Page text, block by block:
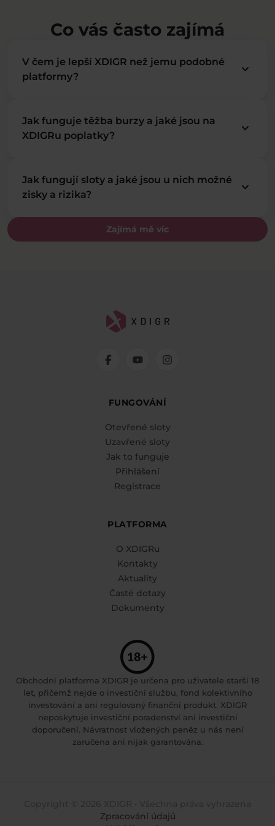
Co vás často zajímá
Zajímá mě víc
V čem je lepší XDIGR než jemu podobné
platformy?
keyboard_arrow_down
Jak funguje těžba burzy a jaké jsou na
XDIGRu poplatky?
keyboard_arrow_down
Jak fungují sloty a jaké jsou u nich možné
zisky a rizika?
keyboard_arrow_down
FUNGOVÁNÍ
Otevřené sloty
Uzavřené sloty
Jak to funguje
Přihlášení
Registrace
PLATFORMA
O XDIGRu
Kontakty
Aktuality
Časté dotazy
Dokumenty
Obchodní platforma XDIGR je určena pro uživatele starší 18
let, přičemž nejde o investiční službu, fond kolektivního
investování a ani regulovaný finanční produkt. XDIGR
neposkytuje investiční poradenství ani investiční
doporučení. Návratnost vložených peněz u nás není
zaručena ani nijak garantována.
Zpracování údajů